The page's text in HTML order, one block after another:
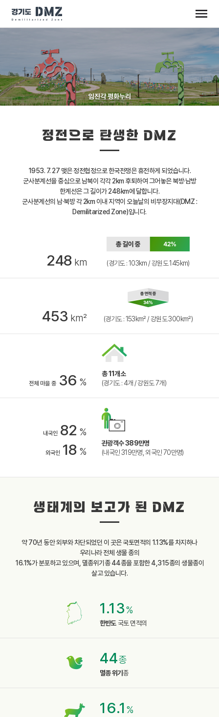
임진각 평화누리
정전으로 탄생한 DMZ
1953. 7. 27 맺은 정전협정으로 한국전쟁은 휴전하게 되었습니다.
군사분계선을 중심으로 남북이 각각 2km 후퇴하여 그어놓은 북방·남방
한계선은 그 길이가 248km에 달합니다.
군사분계선의 남·북방 각 2km 이내 지역이 오늘날의 비무장지대(DMZ :
Demilitarized Zone)입니다.
248 km (경기도 : 103km / 강원도 145km)
453 km² (경기도 : 153km² / 강원도 300km²)
전체 마을 중 36 %
총 11개소
(경기도 : 4개 / 강원도 7개)
내국인 82 %
외국인 18 %
관광객수 389만명
(내국인 319만명, 외국인 70만명)
생태계의 보고가 된 DMZ
약 70년 동안 외부와 차단되었던 이 곳은 국토면적의 1.13%를 차지하나
우리나라 전체 생물 종의
16.1%가 분포하고 있으며, 멸종위기종 44종을 포함한 4,315종의 생물종이
살고 있습니다.
1.13%
한반도국토 면적의
44종
멸종 위기 종
16.1 %